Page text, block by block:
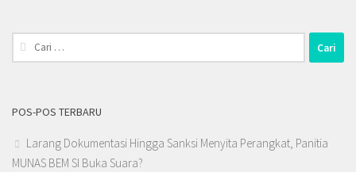
Cari
untuk:
POS-POS TERBARU
Larang Dokumentasi Hingga Sanksi Menyita Perangkat, Panitia
MUNAS BEM SI Buka Suara?